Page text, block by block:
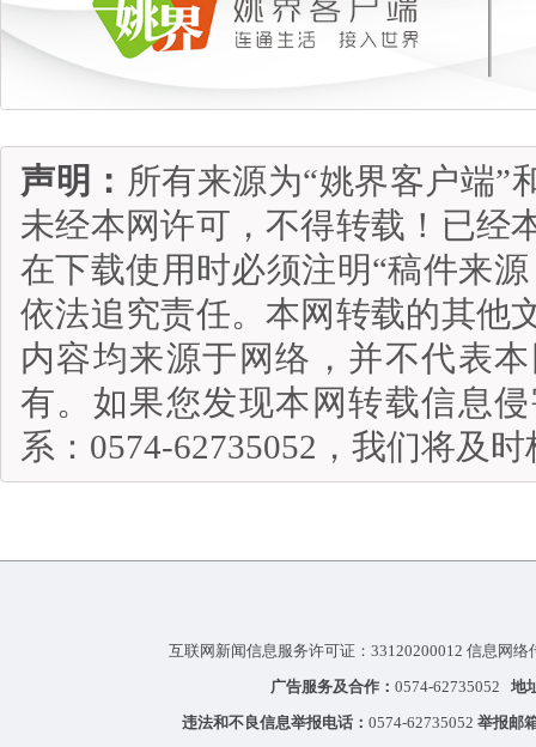
声明： 所有来源为“姚界客户端”
未经本网许可，不得转载！已经
在下载使用时必须注明“稿件来
依法追究责任。本网转载的其他
内容均来源于网络，并不代表
有。如果您发现本网转载信息
系：0574-62735052，我们将及
互联网新闻信息服务许可证：33120200012 信息网
广告服务及合作： 0574-62735052 地
违法和不良信息举报电话： 0574-62735052 举报邮